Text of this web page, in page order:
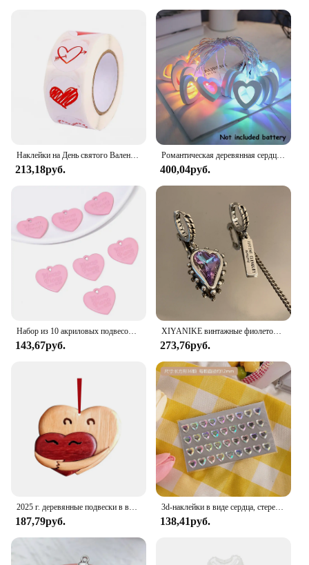
213,18руб.
Романтическая деревянная сердцевина 1.5M 10 светодиодные лампы День Святого Валентина лампы аккумуляторные работы вечеринки свадебные украшения сказочные огни
400,04руб.
143,67руб.
XIYANIKE винтажные фиолетовые Кристальные сердца симметричные висячие серьги-кольца для женщин и девушек модные ювелирные изделия подарочные серьги для вечерние
273,76руб.
187,79руб.
3d-наклейки в виде сердца, стереоскопические наклейки в виде сердца для рукоделия, альбом для скрапбукинга, журнала, Детские канцелярские принадлежности, награды, наклейки
138,41руб.